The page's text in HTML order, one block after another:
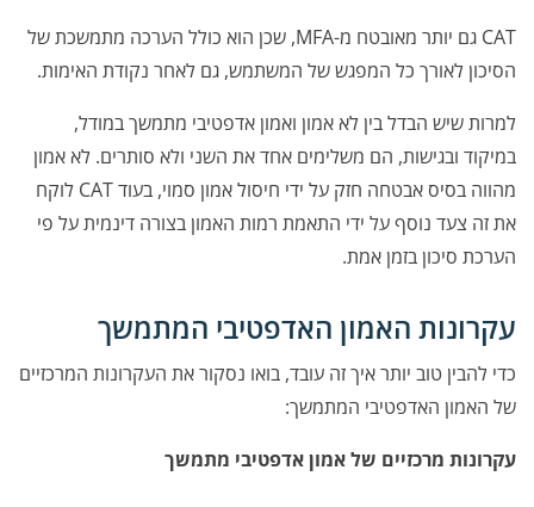
CAT גם יותר מאובטח מ-MFA, שכן הוא כולל הערכה מתמשכת של
הסיכון לאורך כל המפגש של המשתמש, גם לאחר נקודת האימות.
למרות שיש הבדל בין לא אמון ואמון אדפטיבי מתמשך במודל,
במיקוד ובגישות, הם משלימים אחד את השני ולא סותרים. לא אמון
מהווה בסיס אבטחה חזק על ידי חיסול אמון סמוי, בעוד CAT לוקח
את זה צעד נוסף על ידי התאמת רמות האמון בצורה דינמית על פי
הערכת סיכון בזמן אמת.
עקרונות האמון האדפטיבי המתמשך
כדי להבין טוב יותר איך זה עובד, בואו נסקור את העקרונות המרכזיים
של האמון האדפטיבי המתמשך:
עקרונות מרכזיים של אמון אדפטיבי מתמשך